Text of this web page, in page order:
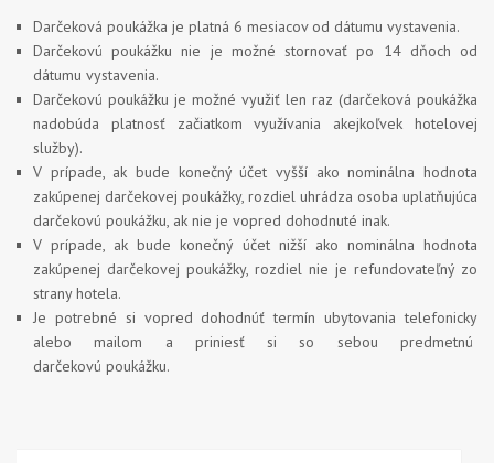
Darčeková poukážka je platná 6 mesiacov od dátumu vystavenia.
Darčekovú poukážku nie je možné stornovať po 14 dňoch od
dátumu vystavenia.
Darčekovú poukážku je možné využiť len raz (darčeková poukážka
nadobúda platnosť začiatkom využívania akejkoľvek hotelovej
služby).
V prípade, ak bude konečný účet vyšší ako nominálna hodnota
zakúpenej darčekovej poukážky, rozdiel uhrádza osoba uplatňujúca
darčekovú poukážku, ak nie je vopred dohodnuté inak.
V prípade, ak bude konečný účet nižší ako nominálna hodnota
zakúpenej darčekovej poukážky, rozdiel nie je refundovateľný zo
strany hotela.
Je potrebné si vopred dohodnúť termín ubytovania telefonicky
alebo mailom a priniesť si so sebou predmetnú
darčekovú poukážku.